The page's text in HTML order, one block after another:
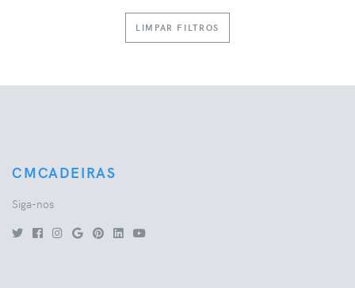
LIMPAR FILTROS
CMCADEIRAS
Siga-nos